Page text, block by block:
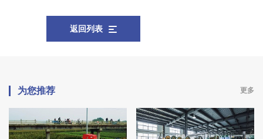
返回列表
为您推荐 更多